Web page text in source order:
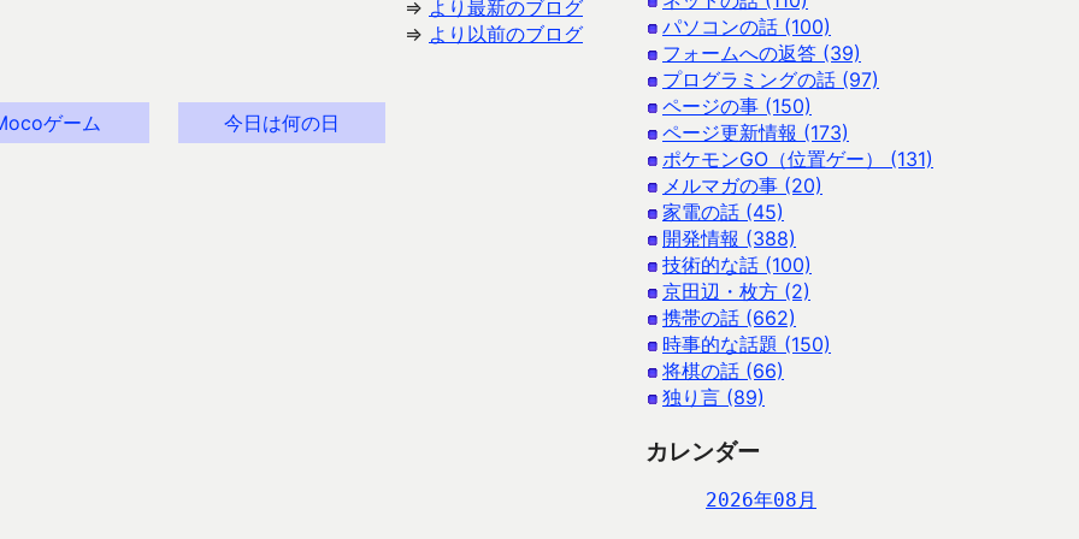
⇒ より最新のブログ
⇒ より以前のブログ
ゲーム 今日は何の日
パソコンの話 (100)
フォームへの返答 (39)
プログラミングの話 (97)
ページの事 (150)
ページ更新情報 (173)
ポケモンGO（位置ゲー） (131)
メルマガの事 (20)
家電の話 (45)
開発情報 (388)
技術的な話 (100)
京田辺・枚方 (2)
携帯の話 (662)
時事的な話題 (150)
将棋の話 (66)
独り言 (89)
カレンダー
2026年08月